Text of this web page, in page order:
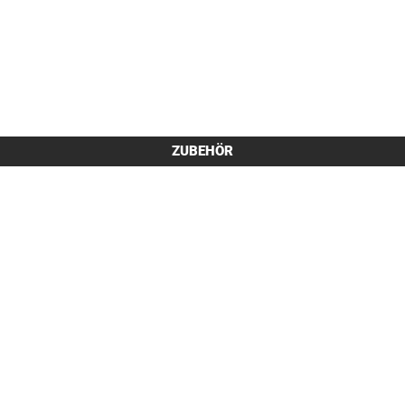
ZUBEHÖR